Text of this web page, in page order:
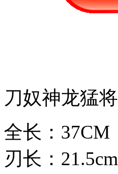
刀奴神龙猛将
全长：37CM
刃长：21.5cm